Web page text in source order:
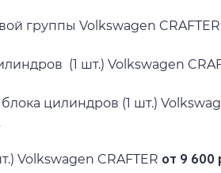
группы Volkswagen CRAFTER
(1 шт.) Volkswagen
цилиндров (1 шт.)
Volkswagen CRAFTER от 9 600